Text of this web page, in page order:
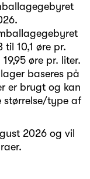
10,1 øre pr.
øre pr. liter.
baseres på
er brugt og kan
størrelse/type af
2026 og vil